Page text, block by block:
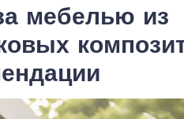
мебелью из